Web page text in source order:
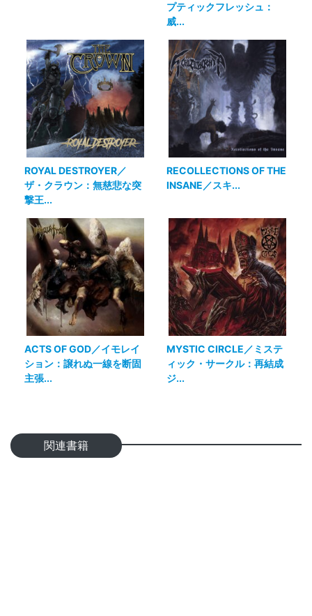
プティックフレッシュ：
威...
ROYAL DESTROYER／
ザ・クラウン：無慈悲な突
撃王...
RECOLLECTIONS OF THE
INSANE／スキ...
ACTS OF GOD／イモレイ
ション：譲れぬ一線を断固
主張...
MYSTIC CIRCLE／ミステ
ィック・サークル：再結成
ジ...
関連書籍